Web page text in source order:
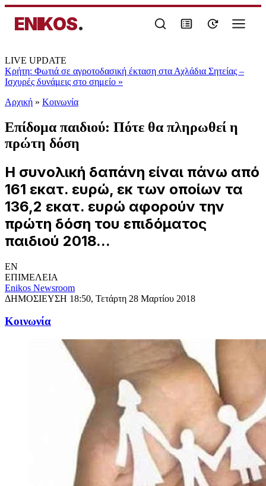
ENIKOS.
LIVE UPDATE
Κρήτη: Φωτιά σε αγροτοδασική έκταση στα Αχλάδια Σητείας –
Ισχυρές δυνάμεις στο σημείο »
Αρχική » Κοινωνία
Επίδομα παιδιού: Πότε θα πληρωθεί η
πρώτη δόση
Η συνολική δαπάνη είναι πάνω από
161 εκατ. ευρώ, εκ των οποίων τα
136,2 εκατ. ευρώ αφορούν την
πρώτη δόση του επιδόματος
παιδιού 2018...
EN
ΕΠΙΜΕΛΕΙΑ
Enikos Newsroom
ΔΗΜΟΣΙΕΥΣΗ 18:50, Τετάρτη 28 Μαρτίου 2018
Κοινωνία